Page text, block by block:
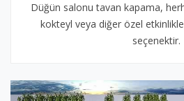
Düğün salonu tavan kapama,
kokteyl veya diğer özel
seçenektir.